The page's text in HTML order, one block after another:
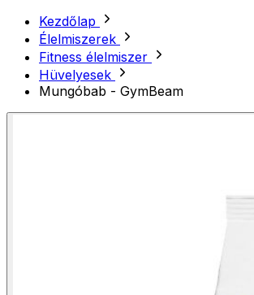
Kezdőlap
Élelmiszerek
Fitness élelmiszer
Hüvelyesek
Mungóbab - GymBeam